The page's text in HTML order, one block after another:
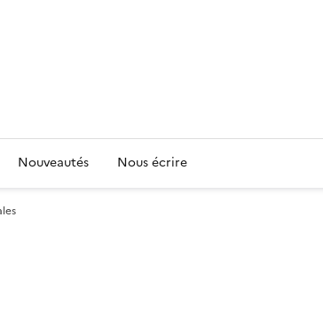
Nouveautés Nous écrire